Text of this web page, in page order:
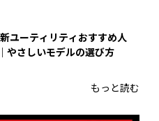
新ユーティリティおすすめ人
やさしいモデルの選び方
もっと読む